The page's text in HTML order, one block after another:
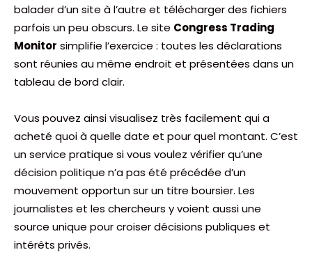
balader d’un site à l’autre et télécharger des fichiers
parfois un peu obscurs. Le site Congress Trading
Monitor simplifie l’exercice : toutes les déclarations
sont réunies au même endroit et présentées dans un
tableau de bord clair.
Vous pouvez ainsi visualisez très facilement qui a
acheté quoi à quelle date et pour quel montant. C’est
un service pratique si vous voulez vérifier qu’une
décision politique n’a pas été précédée d’un
mouvement opportun sur un titre boursier. Les
journalistes et les chercheurs y voient aussi une
source unique pour croiser décisions publiques et
intérêts privés.